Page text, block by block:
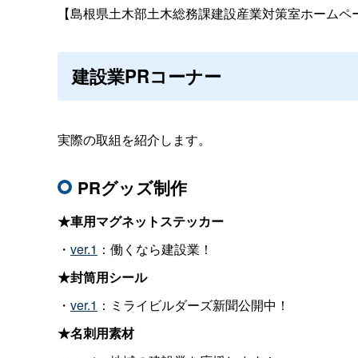
【島根県土木部土木総務課建設産業対策室ホームペ
建設業PRコーナー
実際の取組を紹介します。
PRグッズ制作
★車用マグネットステッカー
・ ver.1 ：働くなら建設業！
★封筒用シール
・ ver.1 ：ミライビルダーズ新聞公開中！
★名刺用素材